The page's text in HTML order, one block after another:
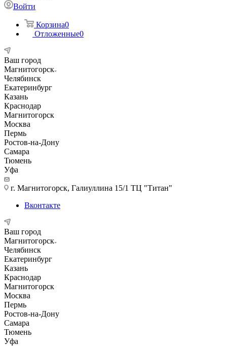
Войти
Корзина0
Отложенные0
Ваш город
Магнитогорск
Челябинск
Екатеринбург
Казань
Краснодар
Магнитогорск
Москва
Пермь
Ростов-на-Дону
Самара
Тюмень
Уфа
г. Магнитогорск, Галиуллина 15/1 ТЦ "Титан"
Вконтакте
Ваш город
Магнитогорск
Челябинск
Екатеринбург
Казань
Краснодар
Магнитогорск
Москва
Пермь
Ростов-на-Дону
Самара
Тюмень
Уфа